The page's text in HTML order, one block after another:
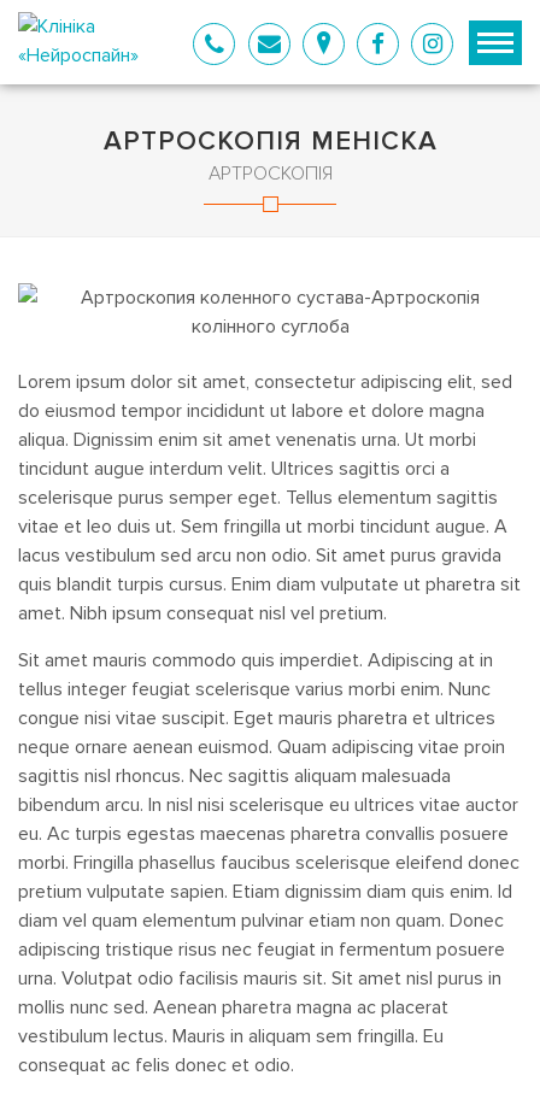
АРТРОСКОПІЯ МЕНІСКА
АРТРОСКОПІЯ
Lorem ipsum dolor sit amet, consectetur adipiscing elit, sed
do eiusmod tempor incididunt ut labore et dolore magna
aliqua. Dignissim enim sit amet venenatis urna. Ut morbi
tincidunt augue interdum velit. Ultrices sagittis orci a
scelerisque purus semper eget. Tellus elementum sagittis
vitae et leo duis ut. Sem fringilla ut morbi tincidunt augue. A
lacus vestibulum sed arcu non odio. Sit amet purus gravida
quis blandit turpis cursus. Enim diam vulputate ut pharetra sit
amet. Nibh ipsum consequat nisl vel pretium.
Sit amet mauris commodo quis imperdiet. Adipiscing at in
tellus integer feugiat scelerisque varius morbi enim. Nunc
congue nisi vitae suscipit. Eget mauris pharetra et ultrices
neque ornare aenean euismod. Quam adipiscing vitae proin
sagittis nisl rhoncus. Nec sagittis aliquam malesuada
bibendum arcu. In nisl nisi scelerisque eu ultrices vitae auctor
eu. Ac turpis egestas maecenas pharetra convallis posuere
morbi. Fringilla phasellus faucibus scelerisque eleifend donec
pretium vulputate sapien. Etiam dignissim diam quis enim. Id
diam vel quam elementum pulvinar etiam non quam. Donec
adipiscing tristique risus nec feugiat in fermentum posuere
urna. Volutpat odio facilisis mauris sit. Sit amet nisl purus in
mollis nunc sed. Aenean pharetra magna ac placerat
vestibulum lectus. Mauris in aliquam sem fringilla. Eu
consequat ac felis donec et odio.